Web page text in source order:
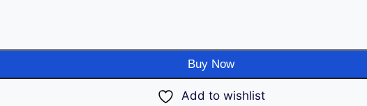
Buy Now
Add to wishlist